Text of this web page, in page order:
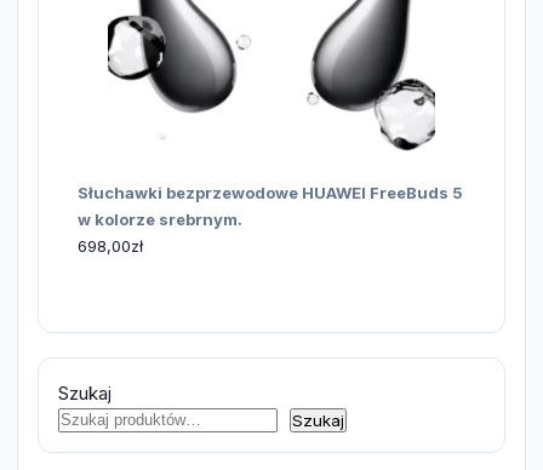
Słuchawki bezprzewodowe HUAWEI FreeBuds 5
w kolorze srebrnym.
698,00zł
Szukaj
Szukaj